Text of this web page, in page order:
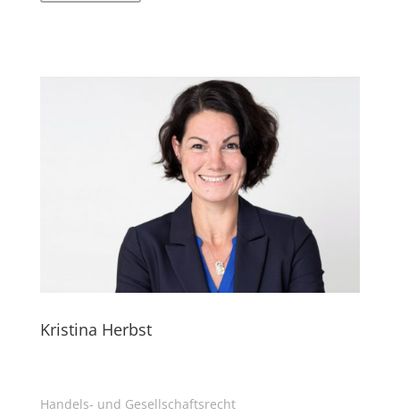
Kristina Herbst
Handels- und Gesellschaftsrecht